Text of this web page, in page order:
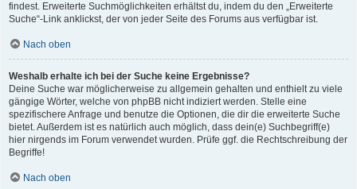
findest. Erweiterte Suchmöglichkeiten erhältst du, indem du den „Erweiterte
Suche“-Link anklickst, der von jeder Seite des Forums aus verfügbar ist.
Nach oben
Weshalb erhalte ich bei der Suche keine Ergebnisse?
Deine Suche war möglicherweise zu allgemein gehalten und enthielt zu viele
gängige Wörter, welche von phpBB nicht indiziert werden. Stelle eine
spezifischere Anfrage und benutze die Optionen, die dir die erweiterte Suche
bietet. Außerdem ist es natürlich auch möglich, dass dein(e) Suchbegriff(e)
hier nirgends im Forum verwendet wurden. Prüfe ggf. die Rechtschreibung der
Begriffe!
Nach oben